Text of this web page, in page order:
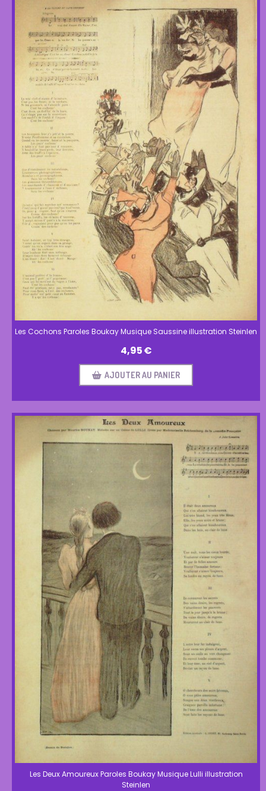
Les Cochons Paroles Boukay Musique Saussine illustration Steinlen
4,95€
AJOUTER AU PANIER
Les Deux Amoureux Paroles Boukay Musique Lulli illustration
Steinlen